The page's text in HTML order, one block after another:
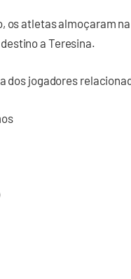
os atletas almoçaram
a Teresina.
dos jogadores